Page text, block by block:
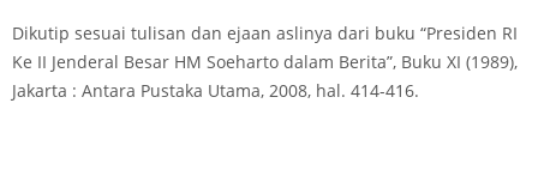
Dikutip sesuai tulisan dan ejaan aslinya dari buku “Presiden RI
Ke II Jenderal Besar HM Soeharto dalam Berita”, Buku XI (1989),
Jakarta : Antara Pustaka Utama, 2008, hal. 414-416.